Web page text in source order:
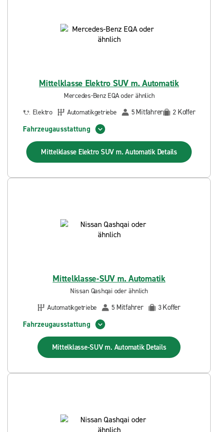
Mittelklasse Elektro SUV m. Automatik
Mercedes-Benz EQA oder ähnlich
Elektro
Automatikgetriebe 5Mitfahrer 2 Koffer
Fahrzeugausstattung
Mittelklasse Elektro SUV m. Automatik Details
Mittelklasse-SUV m. Automatik
Nissan Qashqai oder ähnlich
Automatikgetriebe
5 Mitfahrer 3Koffer
Fahrzeugausstattung
Mittelklasse-SUV m. Automatik Details